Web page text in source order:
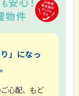
」になっ
心配、もど